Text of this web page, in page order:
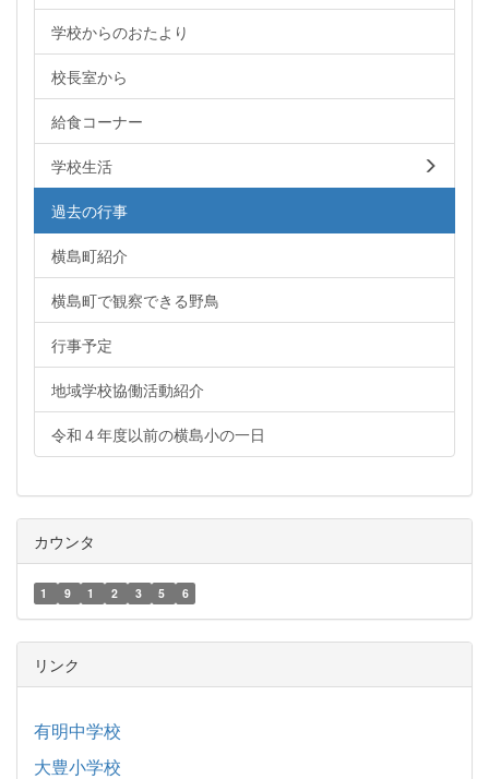
学校からのおたより
校長室から
給食コーナー
学校生活
過去の行事
横島町紹介
横島町で観察できる野鳥
行事予定
地域学校協働活動紹介
令和４年度以前の横島小の一日
カウンタ
1 9 1 2 3 5 6
リンク
有明中学校
大豊小学校